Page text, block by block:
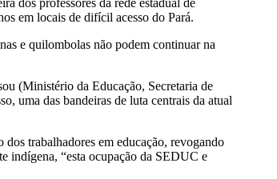
dos professores da rede estadual de
em locais de difícil acesso do Pará.
e quilombolas não podem continuar na
(Ministério da Educação, Secretaria de
uma das bandeiras de luta centrais da atual
trabalhadores em educação, revogando
indígena, “esta ocupação da SEDUC e